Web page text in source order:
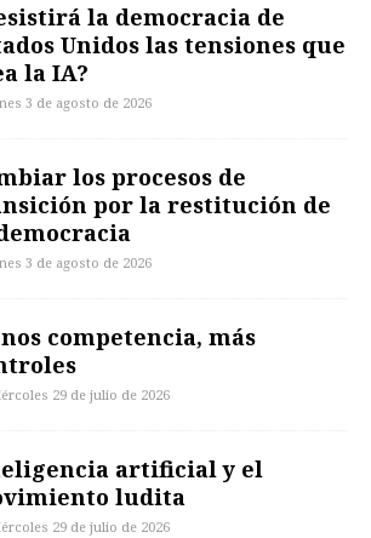
la democracia de
Unidos las tensiones que
la IA?
3 de agosto de 2026
los procesos de
por la restitución de
3 de agosto de 2026
competencia, más
29 de julio de 2026
artificial y el
ludita
29 de julio de 2026